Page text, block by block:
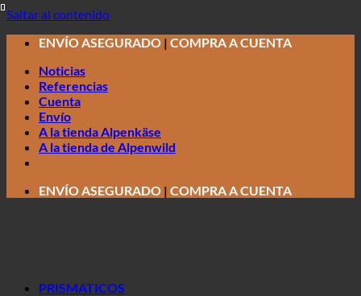
Saltar al contenido
ENVÍO ASEGURADO | COMPRA A CUENTA
Noticias
Referencias
Cuenta
Envío
A la tienda Alpenkäse
A la tienda de Alpenwild
ENVÍO ASEGURADO | COMPRA A CUENTA
PRISMATICOS